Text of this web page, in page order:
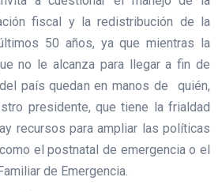
fiscal y la redistribución de la
50 años, ya que mientras la
no le alcanza para llegar a fin de
país quedan en manos de quién,
presidente, que tiene la frialdad
recursos para ampliar las políticas
el postnatal de emergencia o el
de Emergencia.